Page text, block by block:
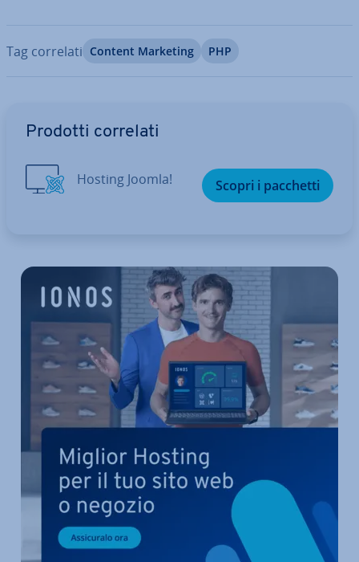
Tag correlati Content Marketing PHP
Prodotti correlati
Hosting Joomla! Scopri i pacchetti